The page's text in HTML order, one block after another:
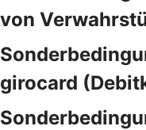
von
girocard